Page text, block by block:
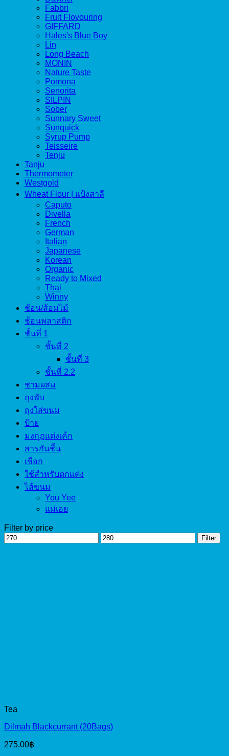
Fabbri
Fruit Flovouring
GIFFARD
Hales's Blue Boy
Lin
Long Beach
MONIN
Nature Taste
Pomona
Senorita
SILPIN
Sober
Sunnary Sweet
Sunquick
Syrup Pump
Teisseire
Tenju
Tanju
Thermometer
Westgold
Wheat Flour | แป้งสาลี
Caputo
Divella
French
German
Italian
Japanese
Korean
Organic
Ready to Mixed
Thai
Winny
ช้อน/ส้อมไม้
ช้อนพลาสติก
ชั้นที่ 1
ชั้นที่ 2
ชั้นที่ 3
ชั้นที่ 2.2
ชามผสม
ถุงพับ
ถุงใส่ขนม
ป้าย
มงกุฎแต่งเค้ก
สารกันชื้น
เชือก
ใช้สำหรับตกแต่ง
ไส้ขนม
You Yee
แม่เอย
Filter by price
Min
price
Max
price
Filter
Tea
Dilmah Blackcurrant (20Bags)
275.00฿